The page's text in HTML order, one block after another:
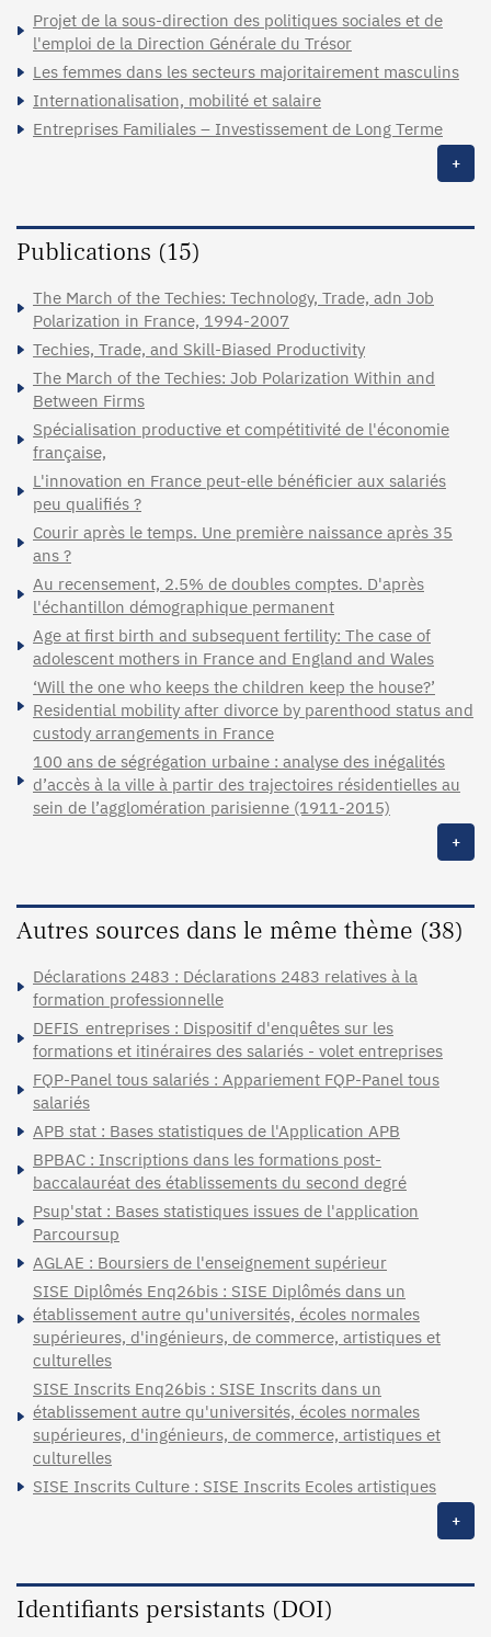
Projet de la sous-direction des politiques sociales et de
l'emploi de la Direction Générale du Trésor
Les femmes dans les secteurs majoritairement masculins
Internationalisation, mobilité et salaire
Entreprises Familiales – Investissement de Long Terme
+
Publications (15)
The March of the Techies: Technology, Trade, adn Job
Polarization in France, 1994-2007
Techies, Trade, and Skill-Biased Productivity
The March of the Techies: Job Polarization Within and
Between Firms
Spécialisation productive et compétitivité de l'économie
française,
L'innovation en France peut-elle bénéficier aux salariés
peu qualifiés ?
Courir après le temps. Une première naissance après 35
ans ?
Au recensement, 2.5% de doubles comptes. D'après
l'échantillon démographique permanent
Age at first birth and subsequent fertility: The case of
adolescent mothers in France and England and Wales
‘Will the one who keeps the children keep the house?’
Residential mobility after divorce by parenthood status and
custody arrangements in France
100 ans de ségrégation urbaine : analyse des inégalités
d’accès à la ville à partir des trajectoires résidentielles au
sein de l’agglomération parisienne (1911-2015)
+
Autres sources dans le même thème (38)
Déclarations 2483 : Déclarations 2483 relatives à la
formation professionnelle
DEFIS_entreprises : Dispositif d'enquêtes sur les
formations et itinéraires des salariés - volet entreprises
FQP-Panel tous salariés : Appariement FQP-Panel tous
salariés
APB stat : Bases statistiques de l'Application APB
BPBAC : Inscriptions dans les formations post-
baccalauréat des établissements du second degré
Psup'stat : Bases statistiques issues de l'application
Parcoursup
AGLAE : Boursiers de l'enseignement supérieur
SISE Diplômés Enq26bis : SISE Diplômés dans un
établissement autre qu'universités, écoles normales
supérieures, d'ingénieurs, de commerce, artistiques et
culturelles
SISE Inscrits Enq26bis : SISE Inscrits dans un
établissement autre qu'universités, écoles normales
supérieures, d'ingénieurs, de commerce, artistiques et
culturelles
SISE Inscrits Culture : SISE Inscrits Ecoles artistiques
+
Identifiants persistants (DOI)